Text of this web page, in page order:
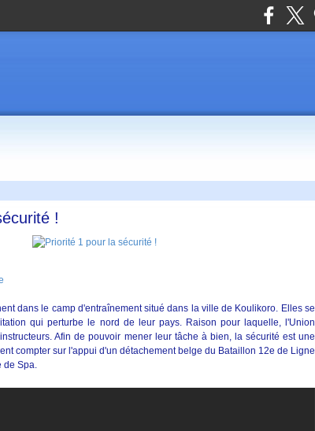
!
dans le camp d'entraînement situé dans la ville de Koulikoro. Elles se
qui perturbe le nord de leur pays. Raison pour laquelle, l'Union
Afin de pouvoir mener leur tâche à bien, la sécurité est une
compter sur l'appui d'un détachement belge du Bataillon 12e de Ligne
de Spa.